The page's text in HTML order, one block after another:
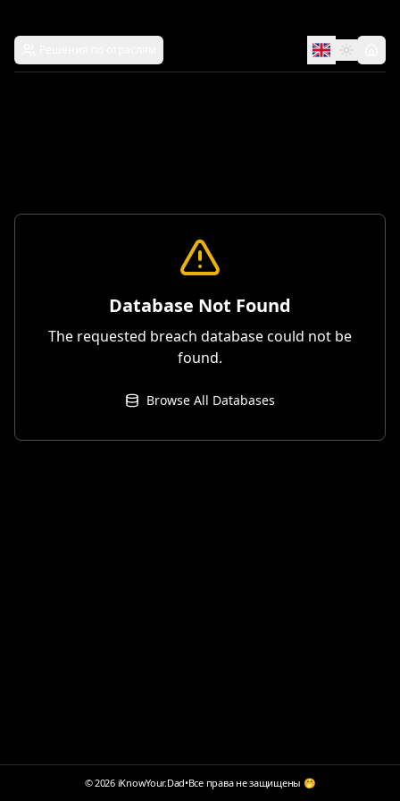
Database Not Found
The requested breach database could not be
found.
Browse All Databases
© 2026 iKnowYour.Dad•Все права не защищены 🤭